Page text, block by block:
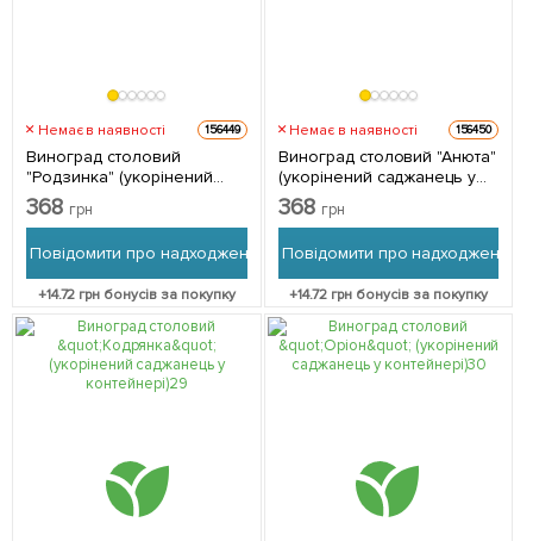
Немає в наявності 156449
Виноград столовий
"Родзинка" (укорінений
саджанець у контейнері) 1
саджанець в упаковці
368 грн
Повідомити про надходження
+14.72 грн бонусів за покупку
Немає в наявності 156450
Виноград столовий "Анюта"
(укорінений саджанець у
368 грн
Повідомити про надходження
+14.72 грн бонусів за покупку